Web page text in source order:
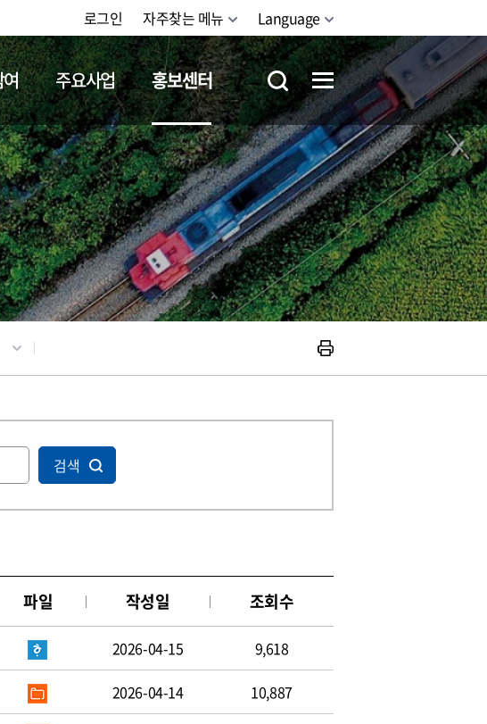
로그인 자주찾는 메뉴 Language
주요사업 홍보센터
기차소개 철도체험
검색
파일 작성일 조회수
2026-04-15 9,618
2026-04-14 10,887